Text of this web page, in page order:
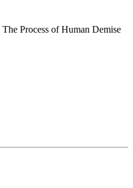
The Process of Human Demise